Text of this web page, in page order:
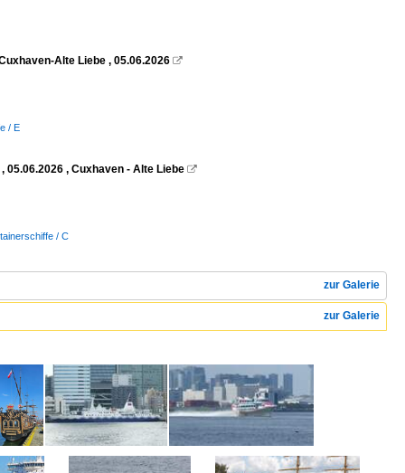
Alte Liebe , 05.06.2026 
/ E
05.06.2026 , Cuxhaven - Alte Liebe 
/ C
zur Galerie
zur Galerie